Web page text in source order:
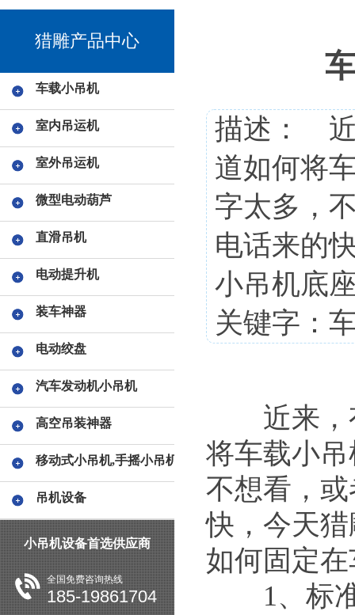
猎雕产品中心
车载小吊机
室内吊运机
室外吊运机
微型电动葫芦
直滑吊机
电动提升机
装车神器
电动绞盘
汽车发动机小吊机
高空吊装神器
移动式小吊机,手摇小吊机
吊机设备
小吊机设备首选供应商
全国免费咨询热线
185-19861704
描述： 近
道如何将
字太多，
电话来的
小吊机底
关键字：
近来，
将车载小
不想看，
快，今天
如何固定
1、标准